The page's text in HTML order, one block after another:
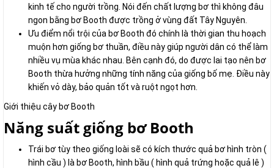
kinh tế cho người trồng. Nói đến chất lượng bơ thì không đâu
ngon bằng bơ Booth được trồng ở vùng đất Tây Nguyên.
Ưu điểm nổi trội của bơ Booth đó chính là thời gian thu hoạch
muộn hơn giống bơ thuần, điều này giúp người dân có thể làm
nhiều vụ mùa khác nhau. Bên cạnh đó, do được lai tạo nên bơ
Booth thừa hưởng những tính năng của giống bố mẹ. Điều này
khiến vỏ dày, bảo quản tốt và ruột ngọt hơn.
Giới thiệu cây bơ Booth
Năng suất giống bơ Booth
Trái bơ tùy theo giống loài sẽ có kích thước quả bơ hình tròn (
hình cầu ) là bơ Booth, hình bầu ( hình quả trứng hoặc quả lê )